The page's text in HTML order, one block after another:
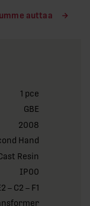
auttaa
1 pce
GBE
2008
Hand
Resin
IP00
– C2 – F1